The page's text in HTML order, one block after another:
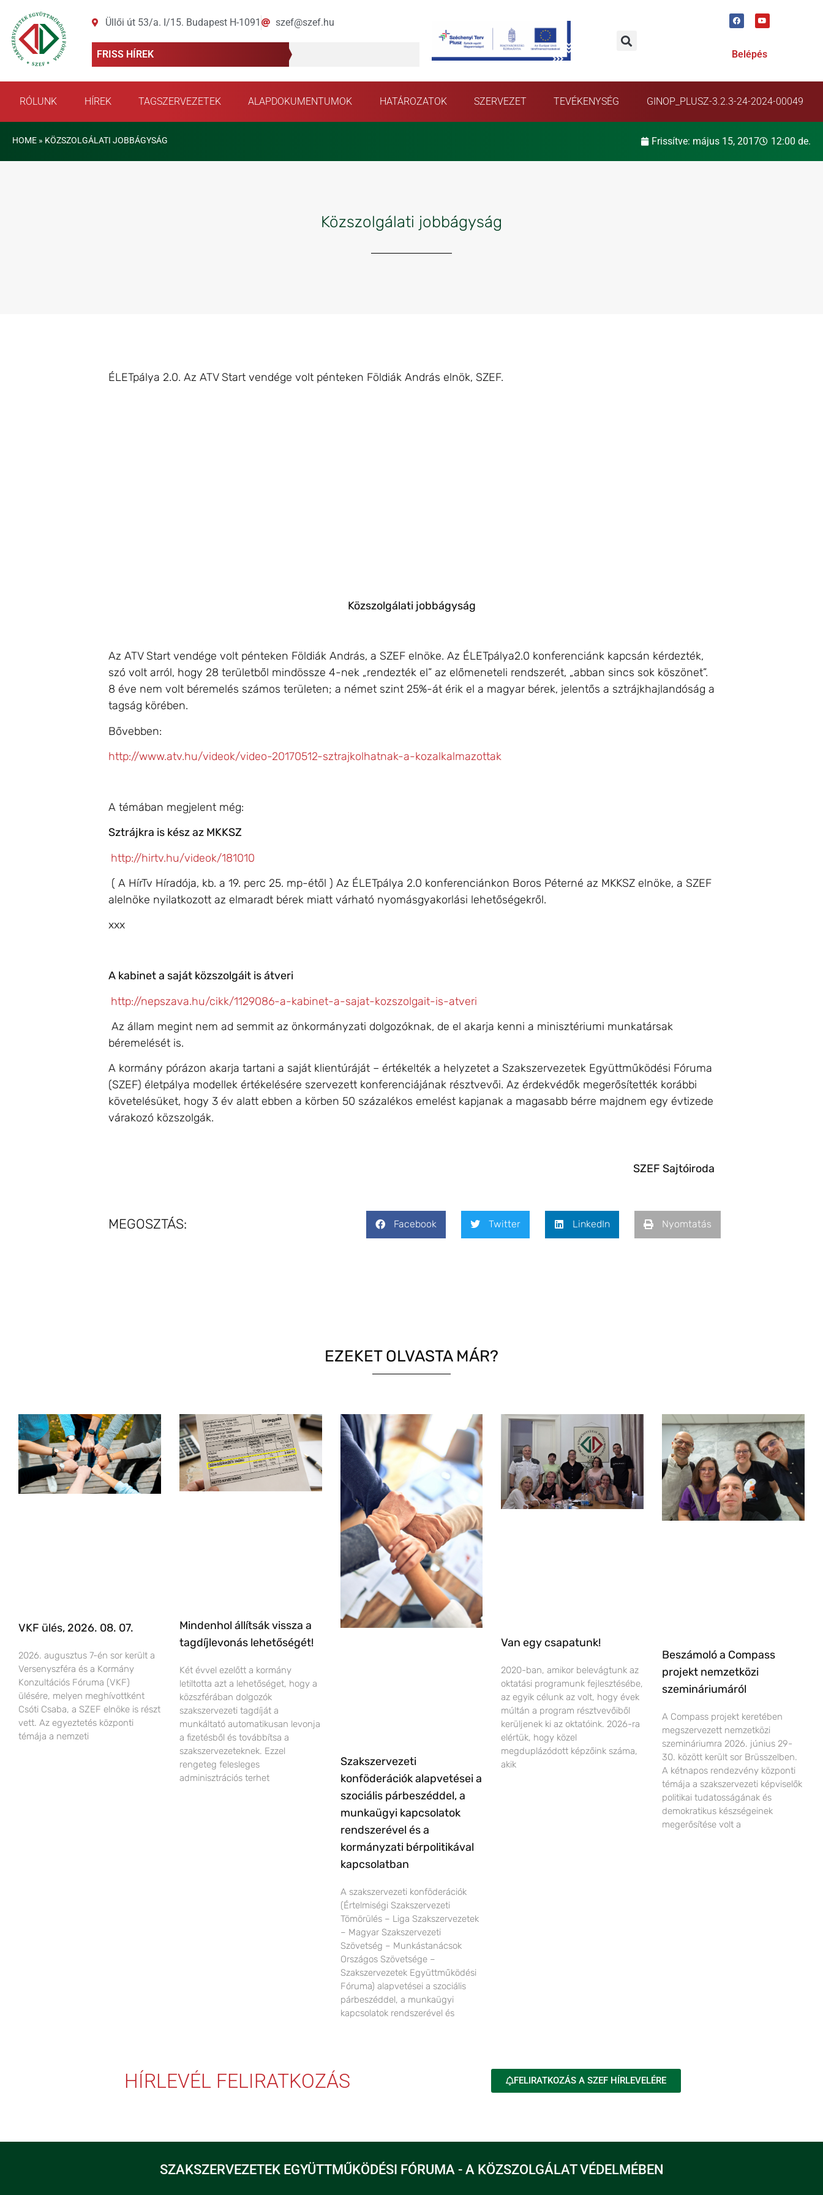
Üllői út 53/a. I/15. Budapest H-1091 szef@szef.hu
FRISS HÍREK Belépés
RÓLUNK HÍREK TAGSZERVEZETEK ALAPDOKUMENTUMOK HATÁROZATOK SZERVEZET TEVÉKENYSÉG GINOP_PLUSZ-3.2.3-24-2024-00049
HOME » KÖZSZOLGÁLATI JOBBÁGYSÁG Frissítve: május 15, 2017 12:00 de.
Közszolgálati jobbágyság
ÉLETpálya 2.0. Az ATV Start vendége volt pénteken Földiák András elnök, SZEF.
Közszolgálati jobbágyság
Az ATV Start vendége volt pénteken Földiák András, a SZEF elnöke. Az ÉLETpálya2.0 konferenciánk kapcsán kérdezték,
szó volt arról, hogy 28 területből mindössze 4-nek „rendezték el” az előmeneteli rendszerét, „abban sincs sok köszönet”.
8 éve nem volt béremelés számos területen; a német szint 25%-át érik el a magyar bérek, jelentős a sztrájkhajlandóság a
tagság körében.
Bővebben:
http://www.atv.hu/videok/video-20170512-sztrajkolhatnak-a-kozalkalmazottak
A témában megjelent még:
Sztrájkra is kész az MKKSZ
http://hirtv.hu/videok/181010
( A HírTv Híradója, kb. a 19. perc 25. mp-étől ) Az ÉLETpálya 2.0 konferenciánkon Boros Péterné az MKKSZ elnöke, a SZEF
alelnöke nyilatkozott az elmaradt bérek miatt várható nyomásgyakorlási lehetőségekről.
xxx
A kabinet a saját közszolgáit is átveri
http://nepszava.hu/cikk/1129086-a-kabinet-a-sajat-kozszolgait-is-atveri
Az állam megint nem ad semmit az önkormányzati dolgozóknak, de el akarja kenni a minisztériumi munkatársak
béremelését is.
A kormány pórázon akarja tartani a saját klientúráját – értékelték a helyzetet a Szakszervezetek Együttműködési Fóruma
(SZEF) életpálya modellek értékelésére szervezett konferenciájának résztvevői. Az érdekvédők megerősítették korábbi
követelésüket, hogy 3 év alatt ebben a körben 50 százalékos emelést kapjanak a magasabb bérre majdnem egy évtizede
várakozó közszolgák.
SZEF Sajtóiroda
MEGOSZTÁS: Facebook Twitter LinkedIn Nyomtatás
EZEKET OLVASTA MÁR?
VKF ülés, 2026. 08. 07.
2026. augusztus 7-én sor került a
Versenyszféra és a Kormány
Konzultációs Fóruma (VKF)
ülésére, melyen meghívottként
Csóti Csaba, a SZEF elnöke is részt
vett. Az egyeztetés központi
témája a nemzeti
Mindenhol állítsák vissza a
tagdíjlevonás lehetőségét!
Két évvel ezelőtt a kormány
letiltotta azt a lehetőséget, hogy a
közszférában dolgozók
szakszervezeti tagdíját a
munkáltató automatikusan levonja
a fizetésből és továbbítsa a
szakszervezeteknek. Ezzel
rengeteg felesleges
adminisztrációs terhet
Szakszervezeti
konföderációk alapvetései a
szociális párbeszéddel, a
munkaügyi kapcsolatok
rendszerével és a
kormányzati bérpolitikával
kapcsolatban
A szakszervezeti konföderációk
(Értelmiségi Szakszervezeti
Tömörülés – Liga Szakszervezetek
– Magyar Szakszervezeti
Szövetség – Munkástanácsok
Országos Szövetsége –
Szakszervezetek Együttműködési
Fóruma) alapvetései a szociális
párbeszéddel, a munkaügyi
kapcsolatok rendszerével és
Van egy csapatunk!
2020-ban, amikor belevágtunk az
oktatási programunk fejlesztésébe,
az egyik célunk az volt, hogy évek
múltán a program résztvevőiből
kerüljenek ki az oktatóink. 2026-ra
elértük, hogy közel
megduplázódott képzőink száma,
akik
Beszámoló a Compass
projekt nemzetközi
szemináriumáról
A Compass projekt keretében
megszervezett nemzetközi
szemináriumra 2026. június 29-
30. között került sor Brüsszelben.
A kétnapos rendezvény központi
témája a szakszervezeti képviselők
politikai tudatosságának és
demokratikus készségeinek
megerősítése volt a
HÍRLEVÉL FELIRATKOZÁS FELIRATKOZÁS A SZEF HÍRLEVELÉRE
SZAKSZERVEZETEK EGYÜTTMŰKÖDÉSI FÓRUMA - A KÖZSZOLGÁLAT VÉDELMÉBEN